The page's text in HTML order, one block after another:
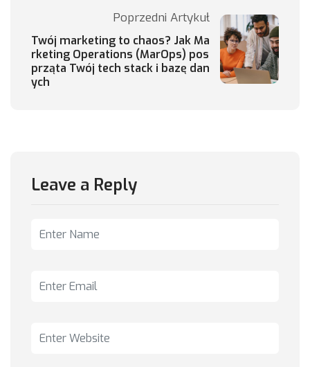
Poprzedni Artykuł
Twój marketing to chaos? Jak Ma
rketing Operations (MarOps) pos
prząta Twój tech stack i bazę dan
ych
Leave a Reply